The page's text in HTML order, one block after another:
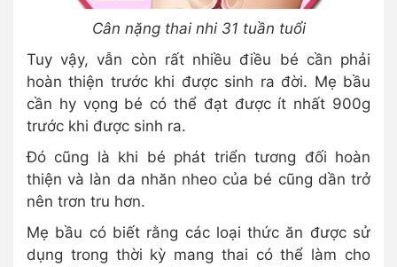
Cân nặng thai nhi 31 tuần tuổi
Tuy vậy, vẫn còn rất nhiều điều bé cần phải
hoàn thiện trước khi được sinh ra đời. Mẹ bầu
cần hy vọng bé có thể đạt được ít nhất 900g
trước khi được sinh ra.
Đó cũng là khi bé phát triển tương đối hoàn
thiện và làn da nhăn nheo của bé cũng dần trở
nên trơn tru hơn.
Mẹ bầu có biết rằng các loại thức ăn được sử
dụng trong thời kỳ mang thai có thể làm cho